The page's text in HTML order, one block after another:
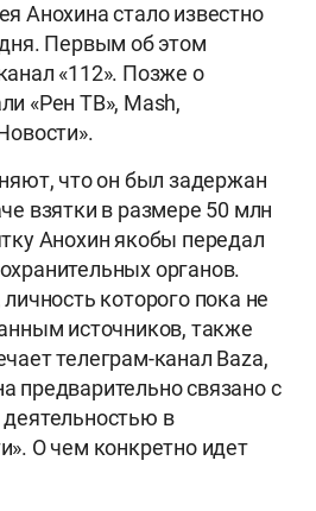
Анохина стало известно
Первым об этом
«112». Позже о
«Рен ТВ», Mash,
что он был задержан
взятки в размере 50 млн
Анохин якобы передал
органов.
которого пока не
источников, также
телеграм-канал Baza,
предварительно связано с
в
О чем конкретно идет